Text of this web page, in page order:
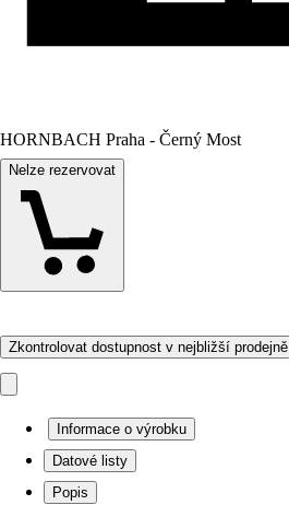
HORNBACH Praha - Černý Most
Nelze rezervovat
Zkontrolovat dostupnost v nejbližší prodejně
Informace o výrobku
Datové listy
Popis